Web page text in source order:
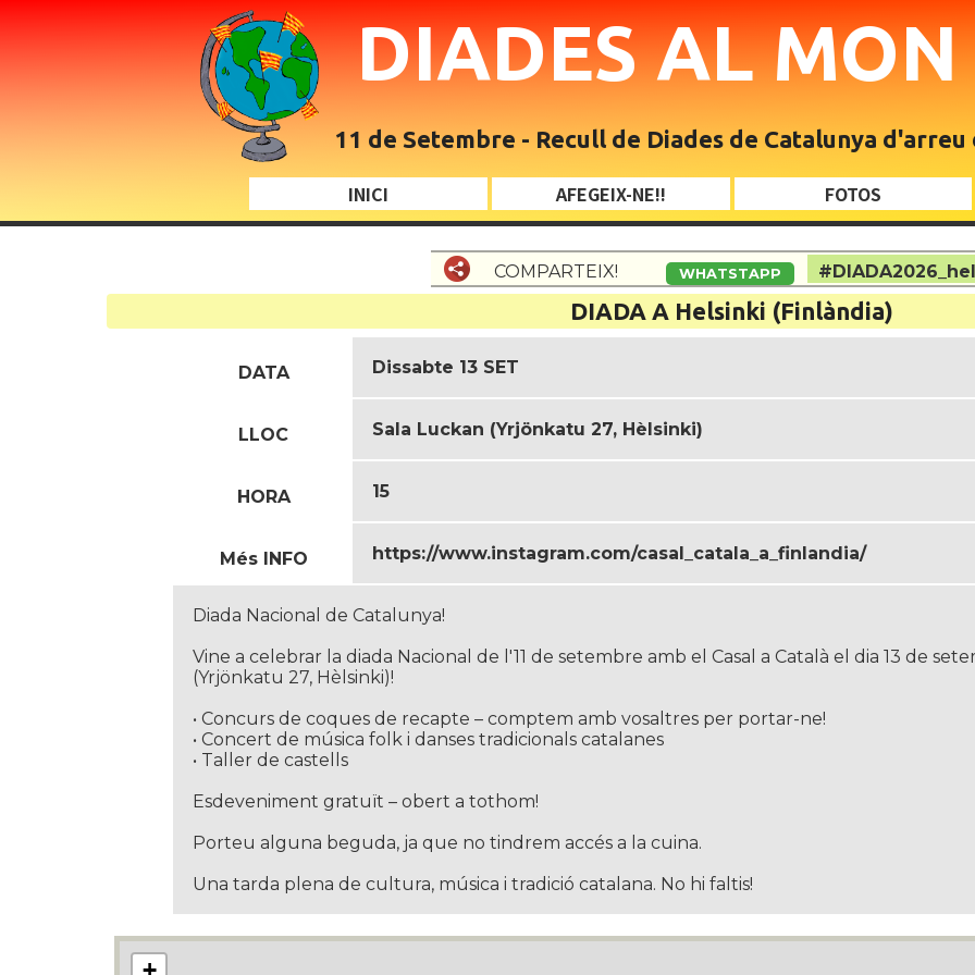
DIADES AL MON
11 de Setembre - Recull de Diades de Catalunya d'arreu
INICI AFEGEIX-NE!! FOTOS
COMPARTEIX! WHATSTAPP
DIADA A Helsinki (Finlàndia)
DATA Dissabte 13 SET
LLOC Sala Luckan (Yrjönkatu 27, Hèlsinki)
HORA 15
Més INFO https://www.instagram.com/casal_catala_a_finlandia/
Diada Nacional de Catalunya!
Vine a celebrar la diada Nacional de l'11 de setembre amb el Casal a Català el dia 13 de
(Yrjönkatu 27, Hèlsinki)!
•⁠ ⁠Concurs de coques de recapte – comptem amb vosaltres per portar-ne!
•⁠ ⁠Concert de música folk i danses tradicionals catalanes
•⁠ ⁠Taller de castells
Esdeveniment gratuït – obert a tothom!
Porteu alguna beguda, ja que no tindrem accés a la cuina.
Una tarda plena de cultura, música i tradició catalana. No hi faltis!